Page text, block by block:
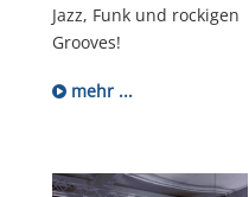
Jazz, Funk und rockigen
Grooves!
mehr ...